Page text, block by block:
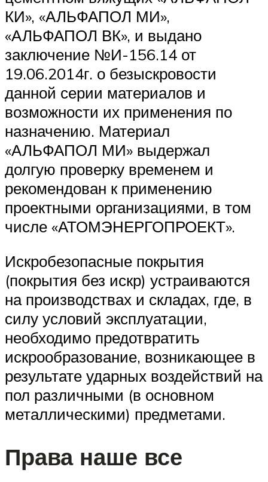
КИ», «АЛЬФАПОЛ МИ»,
«АЛЬФАПОЛ ВК», и выдано
заключение №И-156.14 от
19.06.2014г. о безыскровости
данной серии материалов и
возможности их применения по
назначению. Материал
«АЛЬФАПОЛ МИ» выдержал
долгую проверку временем и
рекомендован к применению
проектными организациями, в том
числе «АТОМЭНЕРГОПРОЕКТ».
Искробезопасные покрытия
(покрытия без искр) устраиваются
на производствах и складах, где, в
силу условий эксплуатации,
необходимо предотвратить
искрообразование, возникающее в
результате ударных воздействий на
пол различными (в основном
металлическими) предметами.
Права наше все